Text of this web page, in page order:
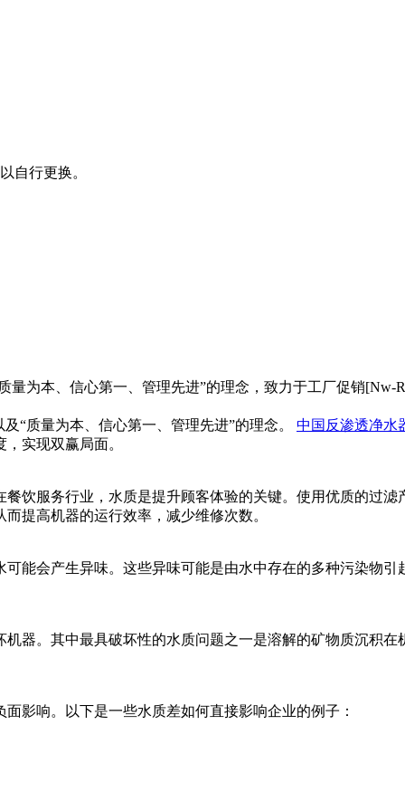
自行更换。
量为本、信心第一、管理先进”的理念，致力于工厂促销
“质量为本、信心第一、管理先进”的理念。 中国反渗透净水
实现双赢局面。
饮服务行业，水质是提升顾客体验的关键。使用优质的过
提高机器的运行效率，减少维修次数。
会产生异味。这些异味可能是由水中存在的多种污染物引
器。其中最具破坏性的水质问题之一是溶解的矿物质沉积
影响。以下是一些水质差如何直接影响企业的例子：